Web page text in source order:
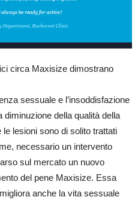
circa Maxisize dimostrano
sessuale e l’insoddisfazione
diminuzione della qualità della
lesioni sono di solito trattati
necessario un intervento
sul mercato un nuovo
del pene Maxisize. Essa
anche la vita sessuale